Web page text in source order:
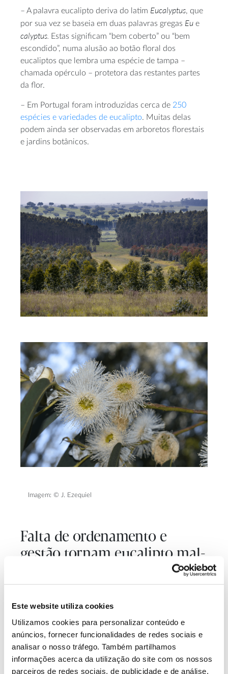
Este website utiliza cookies
Utilizamos cookies para personalizar conteúdo e
anúncios, fornecer funcionalidades de redes sociais e
analisar o nosso tráfego. Também partilhamos
informações acerca da utilização do site com os nossos
parceiros de redes sociais, de publicidade e de análise,
– A palavra eucalipto deriva do latim Eucalyptus, que
por sua vez se baseia em duas palavras gregas Eu e
calyptus. Estas significam “bem coberto” ou “bem
escondido”, numa alusão ao botão floral dos
eucaliptos que lembra uma espécie de tampa –
chamada opérculo – protetora das restantes partes
da flor.
– Em Portugal foram introduzidas cerca de 250
espécies e variedades de eucalipto. Muitas delas
podem ainda ser observadas em arboretos florestais
e jardins botânicos.
Imagem: © J. Ezequiel
Falta de ordenamento e
gestão tornam eucalipto mal-
O crescimento e rendimento mais rápido face a
do clima e solo português e a facilidade de cultivo –
incluindo a capacidade da árvore formar rebentos
depois de ser cortada (capacidade de regeneração
das toiças ou cepos) –levaram muitos proprietários